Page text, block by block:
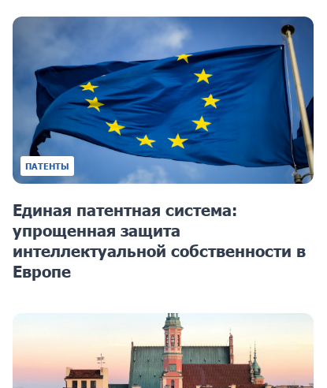
ПАТЕНТЫ
Единая патентная система:
упрощенная защита
интеллектуальной собственности в
Европе